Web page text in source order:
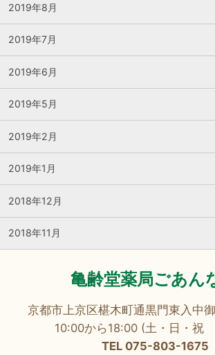
2019年8月
2019年7月
2019年6月
2019年5月
2019年2月
2019年1月
2018年12月
2018年11月
亀齢堂薬局ごあん
京都市上京区椹木町通黒門東入中
10:00から18:00 (土・日・祝
TEL 075-803-1675